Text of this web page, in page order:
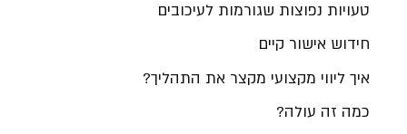
טעויות נפוצות שגורמות לעיכובים
חידוש אישור קיים
איך ליווי מקצועי מקצר את התהליך?
כמה זה עולה?